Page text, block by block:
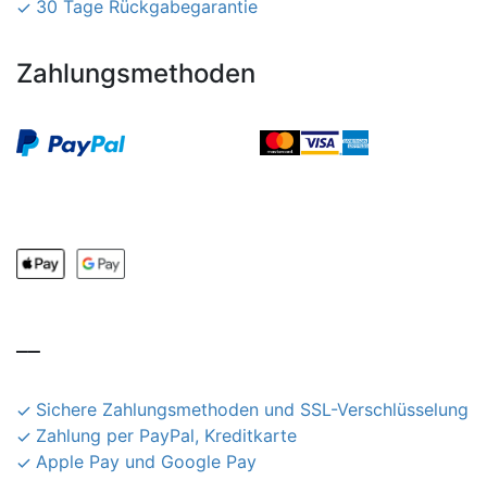
30 Tage Rückgabegarantie
Zahlungsmethoden
Sichere Zahlungsmethoden und SSL-Verschlüsselung
Zahlung per PayPal, Kreditkarte
Apple Pay und Google Pay